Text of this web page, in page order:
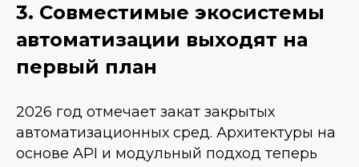
3. Совместимые экосистемы
автоматизации выходят на
первый план
2026 год отмечает закат закрытых
автоматизационных сред. Архитектуры на
основе API и модульный подход теперь